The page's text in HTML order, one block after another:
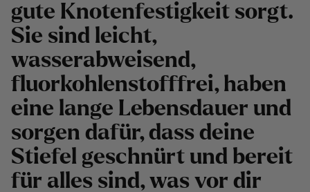
gute Knotenfestigkeit sorgt.
Sie sind leicht,
wasserabweisend,
fluorkohlenstofffrei, haben
eine lange Lebensdauer und
sorgen dafür, dass deine
Stiefel geschnürt und bereit
für alles sind, was vor dir